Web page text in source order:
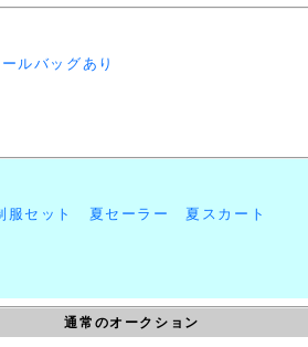
ルバッグあり
セット 夏セーラー 夏スカート
通常のオークション